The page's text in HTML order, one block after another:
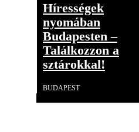
Hírességek
nyomában
Budapesten –
Találkozzon a
sztárokkal!
BUDAPEST